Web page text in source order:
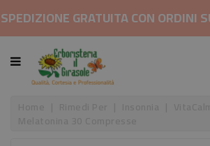
SPEDIZIONE GRATUITA CON ORDINI
CATEGORIA
HOME